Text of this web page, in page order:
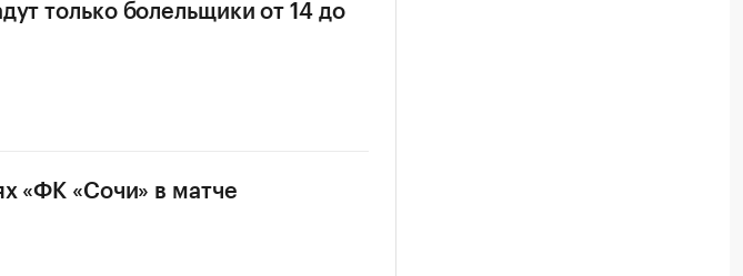
только болельщики от 14 до
«ФК «Сочи» в матче